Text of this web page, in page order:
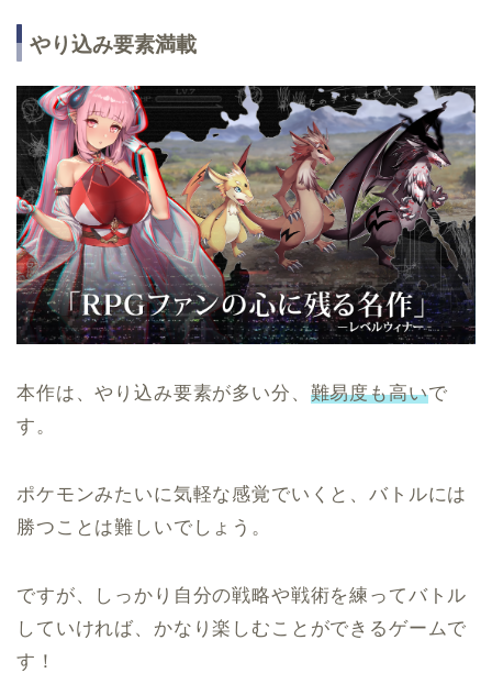
やり込み要素満載
本作は、やり込み要素が多い分、 難易度も高いで
す。
ポケモンみたいに気軽な感覚でいくと、バトルには
勝つことは難しいでしょう。
ですが、しっかり自分の戦略や戦術を練ってバトル
していければ、かなり楽しむことができるゲームで
す！